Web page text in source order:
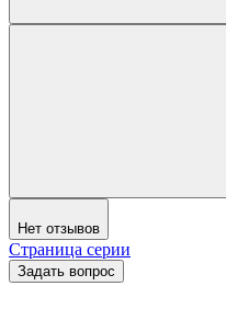
Нет отзывов
Страница серии
Задать вопрос